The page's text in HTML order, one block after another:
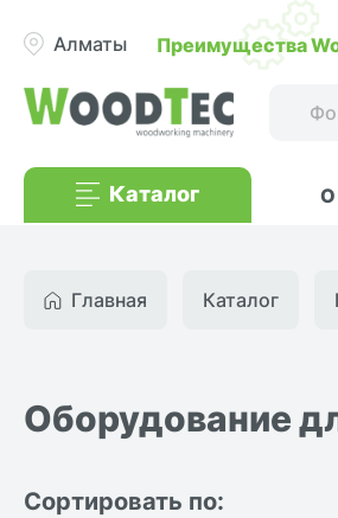
Алматы Преимущества
Каталог О
Главная Каталог
Оборудование
Сортировать по: